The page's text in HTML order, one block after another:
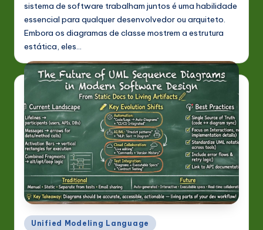
sistema de software trabalham juntos é uma habilidade
essencial para qualquer desenvolvedor ou arquiteto.
Embora os diagramas de classe mostrem a estrutura
estática, eles…
Posted
Unified Modeling Language